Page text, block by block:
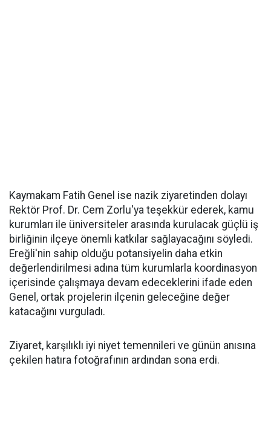
Kaymakam Fatih Genel ise nazik ziyaretinden dolayı
Rektör Prof. Dr. Cem Zorlu'ya teşekkür ederek, kamu
kurumları ile üniversiteler arasında kurulacak güçlü iş
birliğinin ilçeye önemli katkılar sağlayacağını söyledi.
Ereğli'nin sahip olduğu potansiyelin daha etkin
değerlendirilmesi adına tüm kurumlarla koordinasyon
içerisinde çalışmaya devam edeceklerini ifade eden
Genel, ortak projelerin ilçenin geleceğine değer
katacağını vurguladı.
Ziyaret, karşılıklı iyi niyet temennileri ve günün anısına
çekilen hatıra fotoğrafının ardından sona erdi.